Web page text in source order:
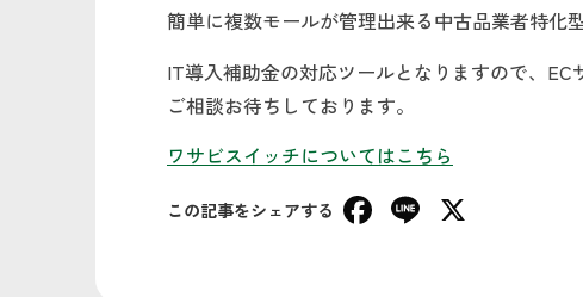
簡単に複数モールが管理出来る中古品業者特化
IT導入補助金の対応ツールとなりますので、EC
ご相談お待ちしております。
ワサビスイッチについてはこちら
この記事をシェアする Facebook
Line